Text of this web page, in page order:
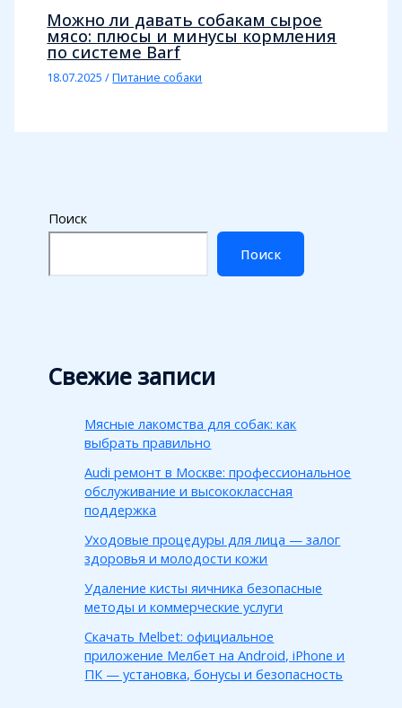
Можно ли давать собакам сырое
мясо: плюсы и минусы кормления
по системе Barf
18.07.2025/Питание собаки
Поиск
Поиск
Свежие записи
Мясные лакомства для собак: как
выбрать правильно
Audi ремонт в Москве: профессиональное
обслуживание и высококлассная
поддержка
Уходовые процедуры для лица — залог
здоровья и молодости кожи
Удаление кисты яичника безопасные
методы и коммерческие услуги
Скачать Melbet: официальное
приложение Мелбет на Android, iPhone и
ПК — установка, бонусы и безопасность